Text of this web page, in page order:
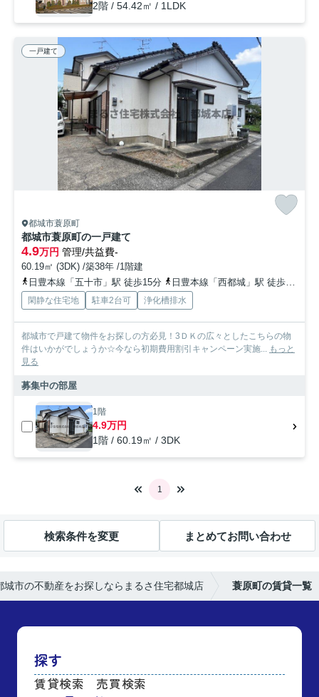
2階 / 54.42㎡ / 1LDK
一戸建て
都城市蓑原町
都城市蓑原町の一戸建て
4.9万円 管理/共益費-
60.19㎡ (3DK) /築38年 /1階建
日豊本線「五十市」駅 徒歩15分
日豊本線「西都城」駅 徒歩41分
閑静な住宅地 駐車2台可 浄化槽排水
都城市で戸建て物件をお探しの方必見！3ＤＫの広々としたこちらの物
件はいかがでしょうか☆今なら初期費用割引キャンペーン実施... もっと
見る
募集中の部屋
1階
4.9万円
1階 / 60.19㎡ / 3DK
1
検索条件を変更 まとめてお問い合わせ
城市の不動産をお探しならまるさ住宅都城店 蓑原町の賃貸一覧
探す
賃貸検索 売買検索